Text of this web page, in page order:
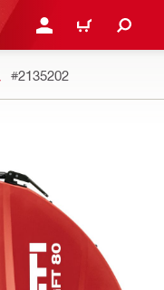
로그인 또는 회원가입
장바구니
#2135202